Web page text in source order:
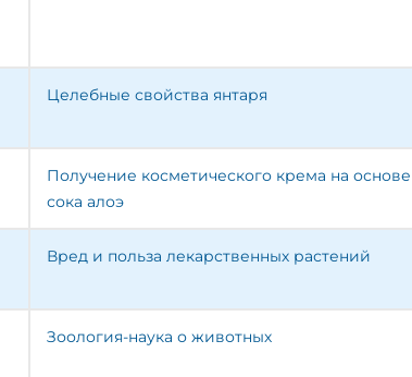
Целебные свойства янтаря
Получение косметического крема на основе
сока алоэ
Вред и польза лекарственных растений
Зоология-наука о животных